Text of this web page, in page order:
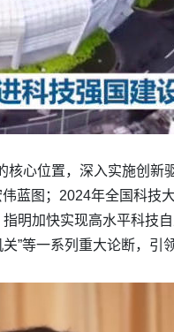
心位置，深入实施创新
蓝图；2024年全国科技
明加快实现高水平科技
”等一系列重大论断，